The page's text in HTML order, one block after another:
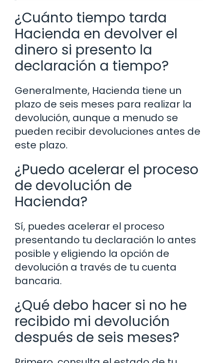
¿Cuánto tiempo tarda
Hacienda en devolver el
dinero si presento la
declaración a tiempo?
Generalmente, Hacienda tiene un
plazo de seis meses para realizar la
devolución, aunque a menudo se
pueden recibir devoluciones antes de
este plazo.
¿Puedo acelerar el proceso
de devolución de
Hacienda?
Sí, puedes acelerar el proceso
presentando tu declaración lo antes
posible y eligiendo la opción de
devolución a través de tu cuenta
bancaria.
¿Qué debo hacer si no he
recibido mi devolución
después de seis meses?